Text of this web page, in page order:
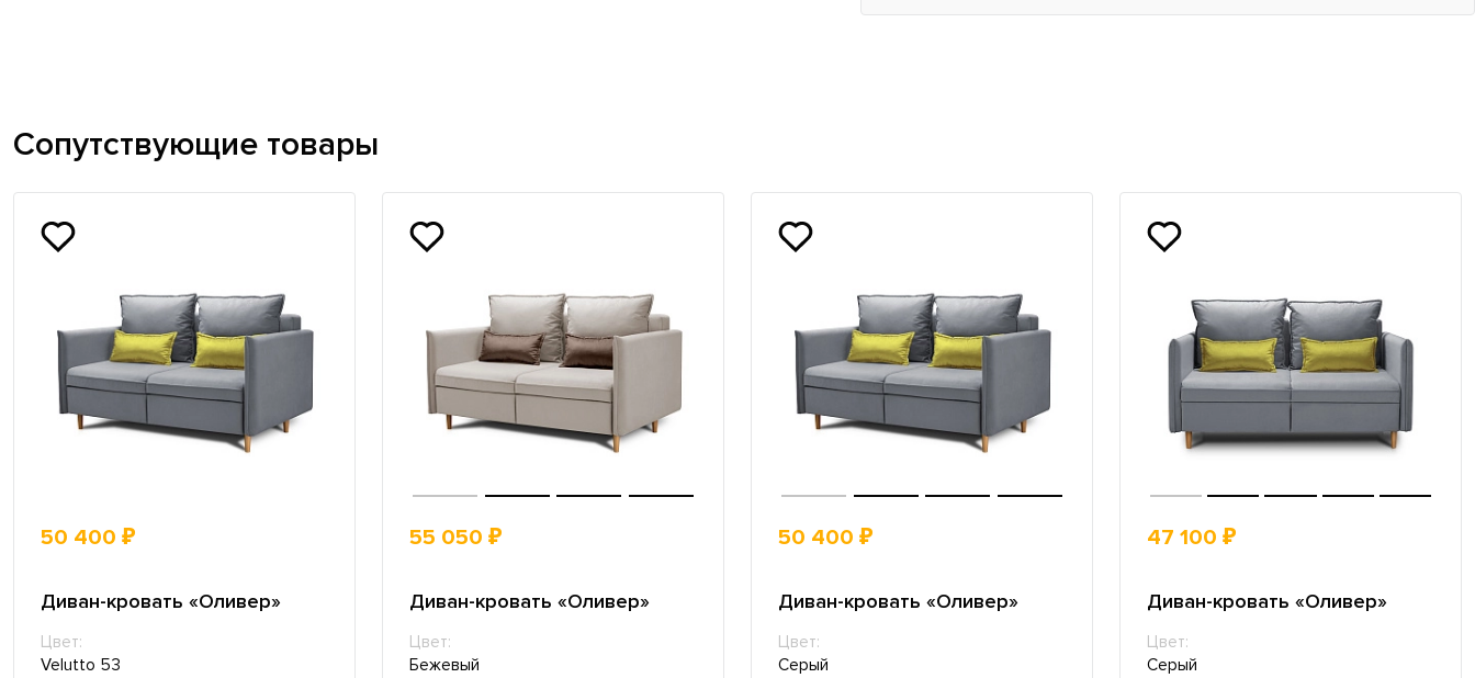
Сопутствующие товары
50 400 ₽
Диван-кровать «Оливер»
Цвет:
Velutto 53
55 050 ₽
Диван-кровать «Оливер»
Цвет:
Бежевый
50 400 ₽
Диван-кровать «Оливер»
Цвет:
Серый
47 100 ₽
Диван-кровать «Оливер»
Цвет:
Серый